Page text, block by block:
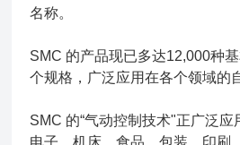
名称。
SMC 的产品现已多达12,000种
个规格，广泛应用在各个领域的
SMC 的“气动控制技术"正广泛应
电子、机床、食品、包装、印刷